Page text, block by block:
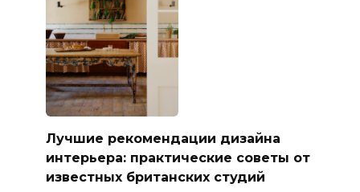
Лучшие рекомендации дизайна
интерьера: практические советы от
известных британских студий